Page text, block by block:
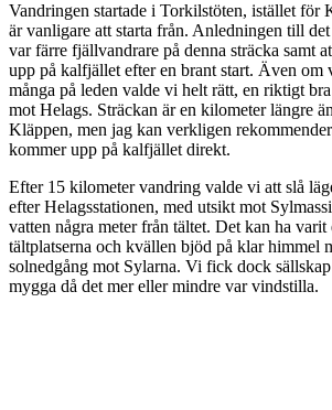
Vandringen startade i Torkilstöten, istället för
är vanligare att starta från. Anledningen till
var färre fjällvandrare på denna sträcka samt
upp på kalfjället efter en brant start. Även om
många på leden valde vi helt rätt, en riktigt
mot Helags. Sträckan är en kilometer längre
Kläppen, men jag kan verkligen
kommer upp på kalfjället direkt.
Efter 15 kilometer vandring valde vi att slå
efter Helagsstationen, med utsikt mot
vatten några meter från tältet. Det kan ha varit
tältplatserna och kvällen bjöd på klar himmel
solnedgång mot Sylarna. Vi fick dock
mygga då det mer eller mindre var vindstilla.